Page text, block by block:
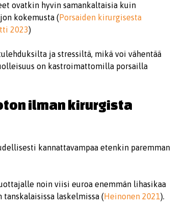
ovatkin hyvin samankaltaisia kuin
kokemusta (Porsaiden kirurgisesta
2023)
ja stressiltä, mikä voi vähentää
on kastroimattomilla porsailla
ilman kirurgista
kannattavampaa etenkin paremman
noin viisi euroa enemmän lihasikaa
laskelmissa (Heinonen 2021).